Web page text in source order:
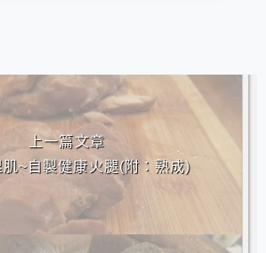
上一篇文章
~自製健康火腿(附：熟成)